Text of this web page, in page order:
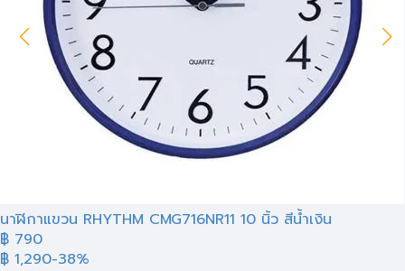
นาฬิกาแขวน RHYTHM CMG716NR11 10 นิ้ว สีน้ำเงิน
฿ 790
฿ 1,290-38%